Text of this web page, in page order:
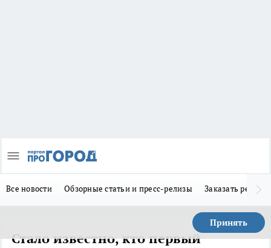
Все новости Обзорные статьи и пресс-релизы Заказать
Принять
Стало известно, кто первый